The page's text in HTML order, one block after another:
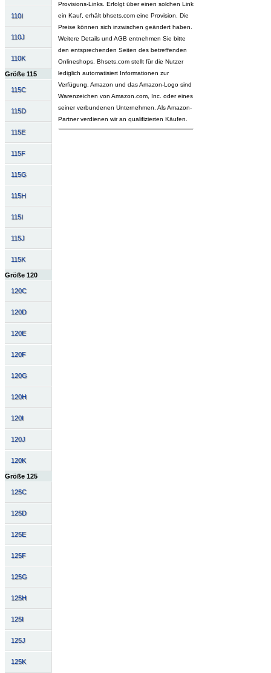
110I
110J
110K
Größe 115
115C
115D
115E
115F
115G
115H
115I
115J
115K
Größe 120
120C
120D
120E
120F
120G
120H
120I
120J
120K
Größe 125
125C
125D
125E
125F
125G
125H
125I
125J
125K
Provisions-Links. Erfolgt über einen solchen Link
ein Kauf, erhält bhsets.com eine Provision. Die
Preise können sich inzwischen geändert haben.
Weitere Details und AGB entnehmen Sie bitte
den entsprechenden Seiten des betreffenden
Onlineshops. Bhsets.com stellt für die Nutzer
lediglich automatisiert Informationen zur
Verfügung. Amazon und das Amazon-Logo sind
Warenzeichen von Amazon.com, Inc. oder eines
seiner verbundenen Unternehmen. Als Amazon-
Partner verdienen wir an qualifizierten Käufen.